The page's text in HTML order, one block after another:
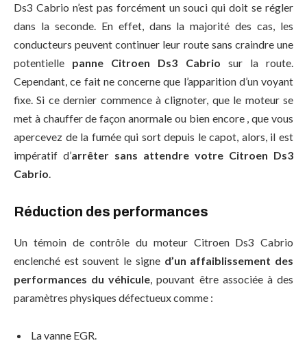
Ds3 Cabrio n’est pas forcément un souci qui doit se régler
dans la seconde. En effet, dans la majorité des cas, les
conducteurs peuvent continuer leur route sans craindre une
potentielle panne Citroen Ds3 Cabrio sur la route.
Cependant, ce fait ne concerne que l’apparition d’un voyant
fixe. Si ce dernier commence à clignoter, que le moteur se
met à chauffer de façon anormale ou bien encore , que vous
apercevez de la fumée qui sort depuis le capot, alors, il est
impératif d’arrêter sans attendre votre Citroen Ds3
Cabrio
Réduction des performances
Un témoin de contrôle du moteur Citroen Ds3 Cabrio
enclenché est souvent le signe d’un affaiblissement des
performances du véhicule , pouvant être associée à des
paramètres physiques défectueux comme :
La vanne EGR.